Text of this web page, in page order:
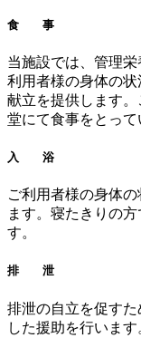
食 事
当施設では、管理
利用者様の身体の
献立を提供します
堂にて食事をとって
入 浴
ご利用者様の身体
ます。寝たきりの
す。
排 泄
排泄の自立を促す
した援助を行います